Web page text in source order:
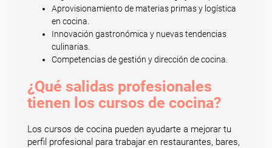
Aprovisionamiento de materias primas y logística
en cocina.
Innovación gastronómica y nuevas tendencias
culinarias.
Competencias de gestión y dirección de cocina.
¿Qué salidas profesionales
tienen los cursos de cocina?
Los cursos de cocina pueden ayudarte a mejorar tu
perfil profesional para trabajar en restaurantes, bares,